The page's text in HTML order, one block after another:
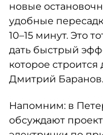
новые
удобные
10–15 минут. Это
дать быстрый
которое
Дмитрий Баранов.
Напомним: в
обсуждают